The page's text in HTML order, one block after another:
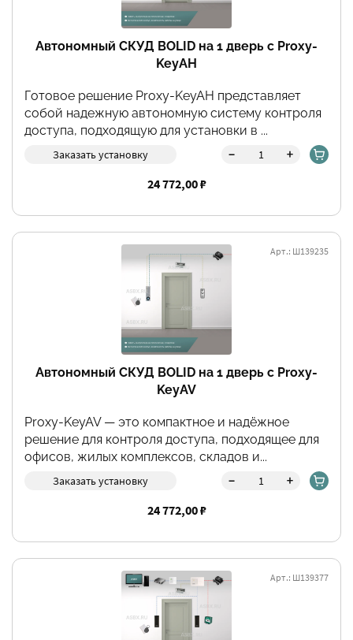
Автономный СКУД BOLID на 1 дверь с Proxy-
KeyAH
Готовое решение Proxy-KeyAH представляет
собой надежную автономную систему контроля
доступа, подходящую для установки в ...
Заказать установку - +
24 772,00 ₽
Автономный СКУД BOLID на 1 дверь с Proxy-
KeyAV
Арт.: Ш139235
Proxy-KeyAV — это компактное и надёжное
решение для контроля доступа, подходящее для
офисов, жилых комплексов, складов и...
Заказать установку - +
24 772,00 ₽
Арт.: Ш139377